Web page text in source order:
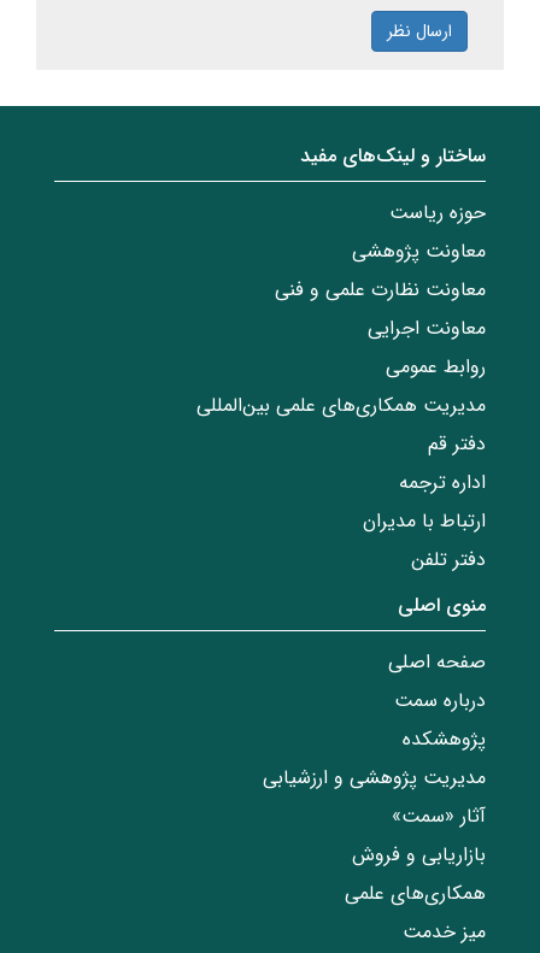
ارسال نظر
ساختار‌‌ و‌‌ لینک‌های مفید
حوزه ریاست
معاونت پژوهشی
معاونت نظارت علمی و فنی
معاونت اجرایی
روابط عمومی
مدیریت همکاری‌های علمی بین‌المللی
دفتر قم
اداره ترجمه
ارتباط با مدیران
دفتر تلفن
منوی اصلی
صفحه اصلی
درباره سمت
پژوهشکده
مدیریت پژوهشی و ارزشیابی
آثار «سمت»
بازاریابی و فروش
همکاری‌های علمی
میز خدمت